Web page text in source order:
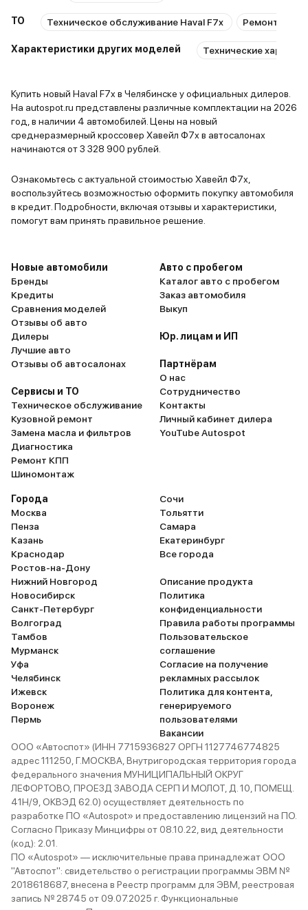
ТО Техническое обслуживание Haval F7x Ремонт Haval
Характеристики других моделей Технические
Купить новый Haval F7x в Челябинске у официальных дилеров.
На autospot.ru представлены различные комплектации на 2026
год, в наличии 4 автомобилей. Цены на новый
среднеразмерный кроссовер Хавейл Ф7х в автосалонах
начинаются от 3 328 900 рублей.
Ознакомьтесь с актуальной стоимостью Хавейл Ф7х,
воспользуйтесь возможностью оформить покупку автомобиля
в кредит. Подробности, включая отзывы и характеристики,
помогут вам принять правильное решение.
Новые автомобили
Бренды
Кредиты
Сравнения моделей
Отзывы об авто
Дилеры
Лучшие авто
Отзывы об автосалонах
Сервисы и ТО
Техническое обслуживание
Кузовной ремонт
Замена масла и фильтров
Диагностика
Ремонт КПП
Шиномонтаж
Авто с пробегом
Каталог авто с пробегом
Заказ автомобиля
Выкуп
Юр. лицам и ИП
Партнёрам
О нас
Сотрудничество
Контакты
Личный кабинет дилера
YouTube Autospot
Города
Москва
Пенза
Казань
Краснодар
Ростов-на-Дону
Нижний Новгород
Новосибирск
Санкт-Петербург
Волгоград
Тамбов
Мурманск
Уфа
Челябинск
Ижевск
Воронеж
Пермь
Сочи
Тольятти
Самара
Екатеринбург
Все города
Описание продукта
Политика
конфиденциальности
Правила работы программы
Пользовательское
соглашение
Согласие на получение
рекламных рассылок
Политика для контента,
генерируемого
пользователями
Вакансии
ООО «Автоспот» (ИНН 7715936827 ОРГН 1127746774825
адрес 111250, Г.МОСКВА, Внутригородская территория города
федерального значения МУНИЦИПАЛЬНЫЙ ОКРУГ
ЛЕФОРТОВО, ПРОЕЗД ЗАВОДА СЕРП И МОЛОТ, Д. 10, ПОМЕЩ.
41Н/9, ОКВЭД 62.0) осуществляет деятельность по
разработке ПО «Autospot» и предоставлению лицензий на ПО.
Согласно Приказу Минцифры от 08.10.22, вид деятельности
(код): 2.01.
ПО «Autospot» — исключительные права принадлежат ООО
"Автоспот": свидетельство о регистрации программы ЭВМ №
2018618687, внесена в Реестр программ для ЭВМ, реестровая
запись № 28745 от 09.07.2025 г. Функциональные